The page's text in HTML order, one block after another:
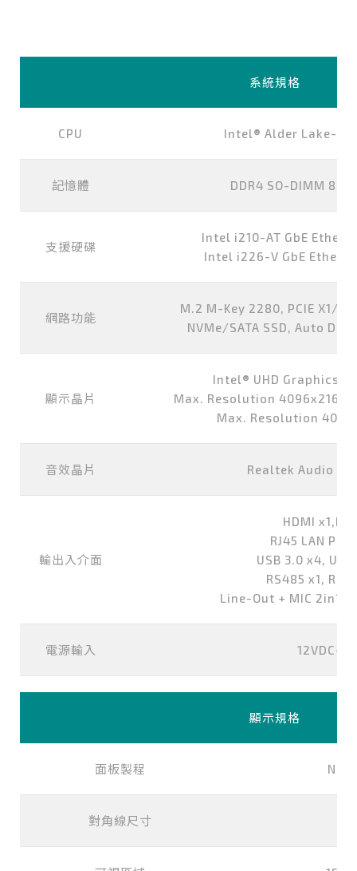
系統規格
CPU Intel® Alder Lake-
記憶體 DDR4 SO-DIMM 8G,
支援硬碟
Intel i210-AT GbE
Intel i226-V GbE
網路功能
M.2 M-Key 2280, PCIE X1/
NVMe/SATA SSD, Auto
顯示晶片
Intel® UHD Graphics
Max. Resolution 4096x2160
Max. Resolution
音效晶片 Realtek Audio
輸出入介面
HDMI x1,DP
RJ45 LAN
USB 3.0 x4,
RS485 x1,
Line-Out + MIC 2in1
電源輸入 12VDC-in
顯示規格
面板製程
對角線尺寸